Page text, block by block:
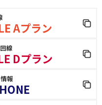
Aプラン
線
Dプラン
報